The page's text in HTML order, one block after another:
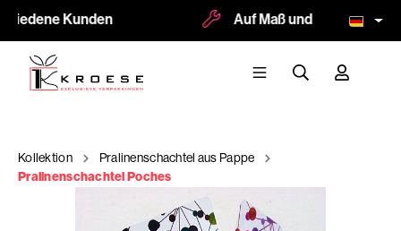
Kunden Auf Maß und Logodruck
Kollektion
Pralinenschachtel aus Pappe
Pralinenschachtel Poches